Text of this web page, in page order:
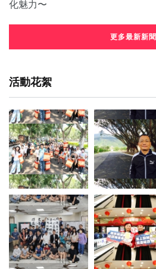
更多最新新聞
活動花絮